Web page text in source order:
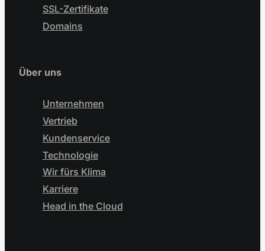
SSL-Zertifikate
Domains
Über uns
Unternehmen
Vertrieb
Kundenservice
Technologie
Wir fürs Klima
Karriere
Head in the Cloud